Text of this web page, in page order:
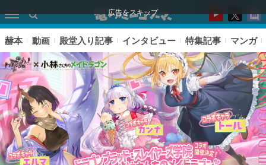
広告をスキップ
赫本 動画 殿堂入り記事 インタビュー 特集記事 マンガ